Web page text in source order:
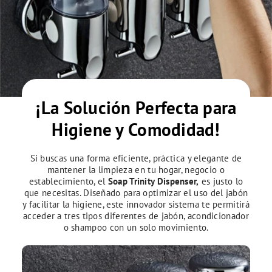
¡La Solución Perfecta para
Higiene y Comodidad!
Si buscas una forma eficiente, práctica y elegante de
mantener la limpieza en tu hogar, negocio o
establecimiento, el Soap Trinity Dispenser, es justo lo
que necesitas. Diseñado para optimizar el uso del jabón
y facilitar la higiene, este innovador sistema te permitirá
acceder a tres tipos diferentes de jabón, acondicionador
o shampoo con un solo movimiento.